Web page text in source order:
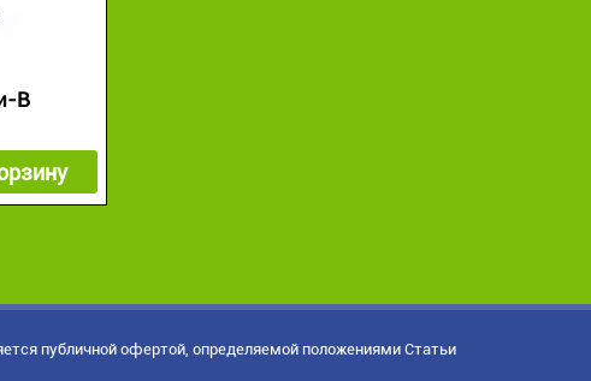
В
публичной офертой, определяемой положениями Статьи